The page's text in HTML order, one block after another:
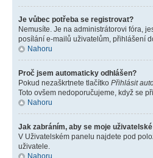
Je vůbec potřeba se registrovat?
Nemusíte. Je na administrátorovi fóra,
posílání e-mailů uživatelům, přihlášení
Nahoru
Proč jsem automaticky odhlášen?
Pokud nezaškrtnete tlačítko Přihlásit
Toto ovšem nedoporučujeme, když se
Nahoru
Jak zabráním, aby se moje
V Uživatelském panelu najdete pod
uživatele.
Nahoru